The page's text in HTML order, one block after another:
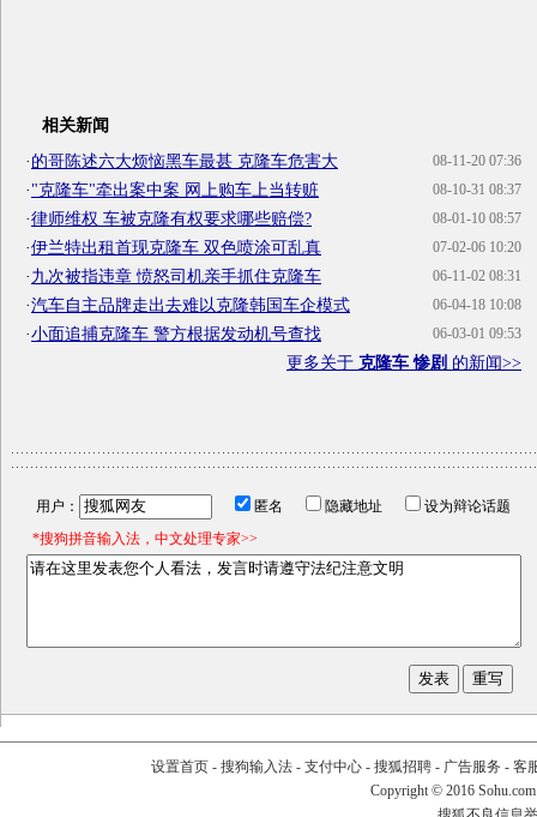
相关新闻
08-11-20 07:36
·的哥陈述六大烦恼黑车最甚 克隆车危害大
08-10-31 08:37
·"克隆车"牵出案中案 网上购车上当转赃
08-01-10 08:57
·律师维权 车被克隆有权要求哪些赔偿?
07-02-06 10:20
·伊兰特出租首现克隆车 双色喷涂可乱真
06-11-02 08:31
·九次被指违章 愤怒司机亲手抓住克隆车
06-04-18 10:08
·汽车自主品牌走出去难以克隆韩国车企模式
06-03-01 09:53
·小面追捕克隆车 警方根据发动机号查找
更多关于 克隆车 惨剧 的新闻>>
用户： 匿名 隐藏地址
设为辩论话题
*搜狗拼音输入法，中文处理专家>>
设置首页- 搜狗输入法- 支付中心- 搜狐招聘- 广告服务 - 客
Copyright © 2016